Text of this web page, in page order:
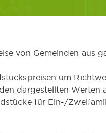
von Gemeinden aus
um
dargestellten Werten
für Ein-/